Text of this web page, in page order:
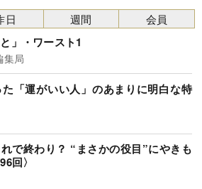
」・ワースト1
集局
「運がいい人」のあまりに明白な特
で終わり？ “まさかの役目”にやきも
回〉
日 週間 会員